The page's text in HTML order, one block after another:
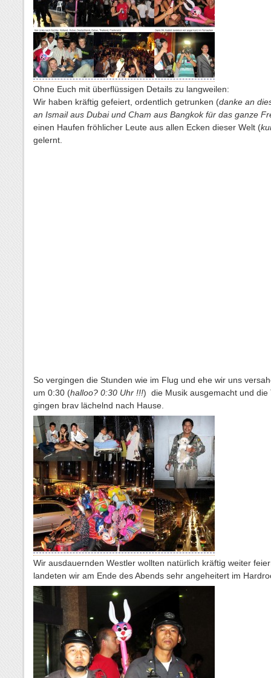
Ohne Euch mit überflüssigen Details zu langweilen:
Wir haben kräftig gefeiert, ordentlich getrunken (danke an
an Ismail aus Dubai und Cham aus Bangkok für das ganze
einen Haufen fröhlicher Leute aus allen Ecken dieser Welt (
gelernt.
So vergingen die Stunden wie im Flug und ehe wir uns
um 0:30 (halloo? 0:30 Uhr !!!) die Musik ausgemacht und die
gingen brav lächelnd nach Hause.
Wir ausdauernden Westler wollten natürlich kräftig weiter
landeten wir am Ende des Abends sehr angeheitert im